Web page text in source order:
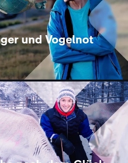
und Vogelnot